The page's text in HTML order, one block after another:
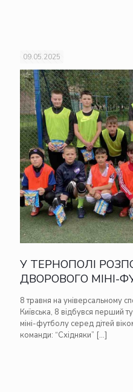
09.05.2025
У ТЕРНОПОЛІ
ДВОРОВОГО МІНІ-
8 травня на універсальному
Київська, 8 відбувся перший
міні-футболу серед дітей
команди: “Східняки” […]